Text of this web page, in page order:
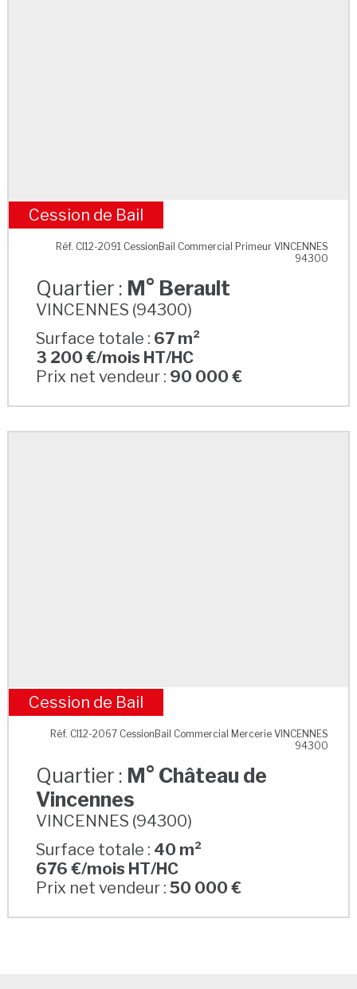
M° Berault
Cession de Bail
Réf. CI12-2091 CessionBail Commercial Primeur VINCENNES
94300
Quartier : M° Berault
VINCENNES (94300)
Surface totale : 67 m²
3 200 €/mois HT/HC
Prix net vendeur : 90 000 €
M° Château de Vincennes
Cession de Bail
Réf. CI12-2067 CessionBail Commercial Mercerie VINCENNES
94300
Quartier : M° Château de
Vincennes
VINCENNES (94300)
Surface totale : 40 m²
676 €/mois HT/HC
Prix net vendeur :50 000 €